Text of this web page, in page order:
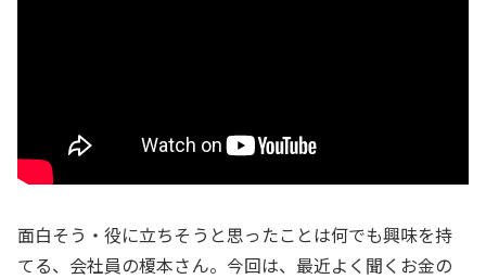
面白そう・役に立ちそうと思ったことは何でも興味を持
てる、会社員の榎本さん。今回は、最近よく聞くお金の